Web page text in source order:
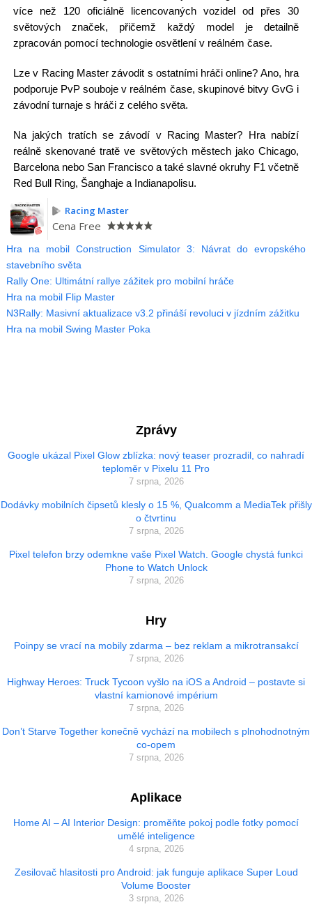
více než 120 oficiálně licencovaných vozidel od přes 30
světových značek, přičemž každý model je detailně
zpracován pomocí technologie osvětlení v reálném čase.
Lze v Racing Master závodit s ostatními hráči online? Ano, hra
podporuje PvP souboje v reálném čase, skupinové bitvy GvG i
závodní turnaje s hráči z celého světa.
Na jakých tratích se závodí v Racing Master? Hra nabízí
reálně skenované tratě ve světových městech jako Chicago,
Barcelona nebo San Francisco a také slavné okruhy F1 včetně
Red Bull Ring, Šanghaje a Indianapolisu.
Racing Master
Cena Free
Hra na mobil Construction Simulator 3: Návrat do evropského
stavebního světa
Rally One: Ultimátní rallye zážitek pro mobilní hráče
Hra na mobil Flip Master
N3Rally: Masivní aktualizace v3.2 přináší revoluci v jízdním zážitku
Hra na mobil Swing Master Poka
Zprávy
Google ukázal Pixel Glow zblízka: nový teaser prozradil, co nahradí
teploměr v Pixelu 11 Pro
7 srpna, 2026
Dodávky mobilních čipsetů klesly o 15 %, Qualcomm a MediaTek přišly
o čtvrtinu
7 srpna, 2026
Pixel telefon brzy odemkne vaše Pixel Watch. Google chystá funkci
Phone to Watch Unlock
7 srpna, 2026
Hry
Poinpy se vrací na mobily zdarma – bez reklam a mikrotransakcí
7 srpna, 2026
Highway Heroes: Truck Tycoon vyšlo na iOS a Android – postavte si
vlastní kamionové impérium
7 srpna, 2026
Don’t Starve Together konečně vychází na mobilech s plnohodnotným
co-opem
7 srpna, 2026
Aplikace
Home AI – AI Interior Design: proměňte pokoj podle fotky pomocí
umělé inteligence
4 srpna, 2026
Zesilovač hlasitosti pro Android: jak funguje aplikace Super Loud
Volume Booster
3 srpna, 2026